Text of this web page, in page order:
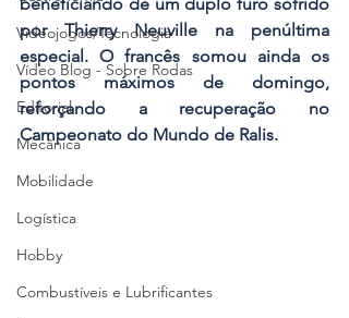
Videojogos/Tecnologia
Vídeo Blog - Sobre Rodas
Editorial
Mecânica
Mobilidade
Logística
Hobby
Combustíveis e Lubrificantes
beneficiando de um duplo furo sofrido
por Thierry Neuville na penúltima
especial. O francês somou ainda os
pontos máximos de domingo,
reforçando a recuperação no
Campeonato do Mundo de Ralis.